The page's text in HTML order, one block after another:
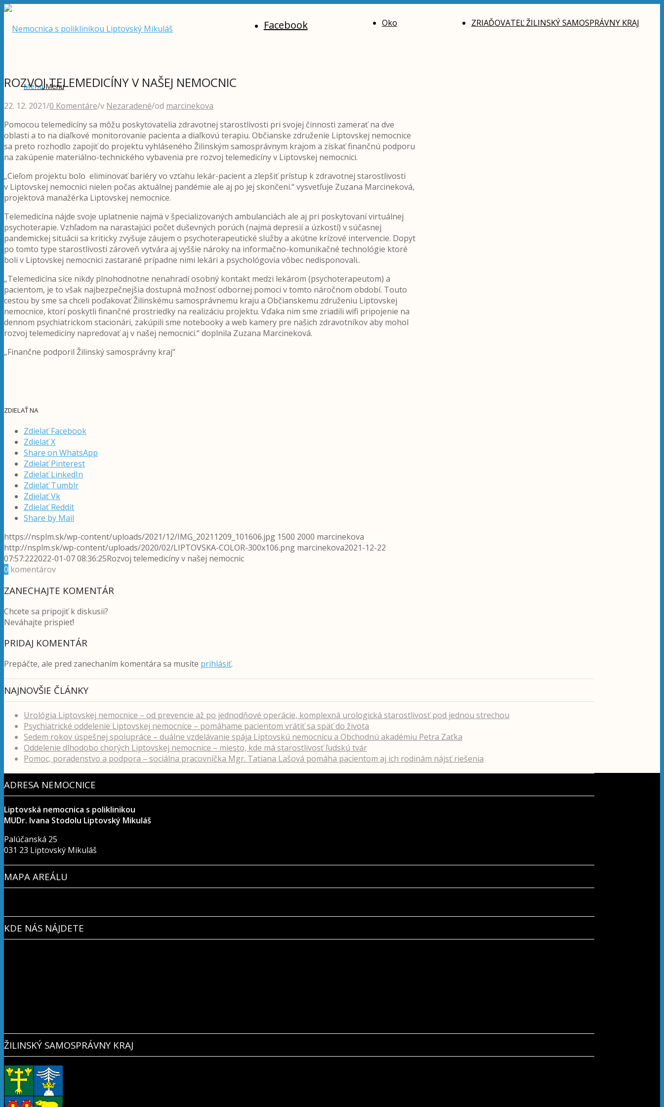
Facebook Oko ZRIAĎOVATEĽ ŽILINSKÝ SAMOSPRÁVNY KRAJ
Menu Menu
ROZVOJ TELEMEDICÍNY V NAŠEJ NEMOCNIC
22. 12. 2021/0 Komentáre/v Nezaradené/od marcinekova
Pomocou telemedicíny sa môžu poskytovatelia zdravotnej starostlivosti pri svojej činnosti zamerať na dve
oblasti a to na diaľkové monitorovanie pacienta a diaľkovú terapiu. Občianske združenie Liptovskej nemocnice
sa preto rozhodlo zapojiť do projektu vyhláseného Žilinským samosprávnym krajom a získať finančnú podporu
na zakúpenie materiálno-technického vybavenia pre rozvoj telemedicíny v Liptovskej nemocnici.
„Cieľom projektu bolo eliminovať bariéry vo vzťahu lekár-pacient a zlepšiť prístup k zdravotnej starostlivosti
v Liptovskej nemocnici nielen počas aktuálnej pandémie ale aj po jej skončení.“ vysvetľuje Zuzana Marcineková,
projektová manažérka Liptovskej nemocnice.
Telemedicína nájde svoje uplatnenie najmä v špecializovaných ambulanciách ale aj pri poskytovaní virtuálnej
psychoterapie. Vzhľadom na narastajúci počet duševných porúch (najmä depresií a úzkostí) v súčasnej
pandemickej situácii sa kriticky zvyšuje záujem o psychoterapeutické služby a akútne krízové intervencie. Dopyt
po tomto type starostlivosti zároveň vytvára aj vyššie nároky na informačno-komunikačné technológie ktoré
boli v Liptovskej nemocnici zastarané prípadne nimi lekári a psychológovia vôbec nedisponovali..
„Telemedicína síce nikdy plnohodnotne nenahradí osobný kontakt medzi lekárom (psychoterapeutom) a
pacientom, je to však najbezpečnejšia dostupná možnosť odbornej pomoci v tomto náročnom období. Touto
cestou by sme sa chceli poďakovať Žilinskému samosprávnemu kraju a Občianskemu združeniu Liptovskej
nemocnice, ktorí poskytli finančné prostriedky na realizáciu projektu. Vďaka nim sme zriadili wifi pripojenie na
dennom psychiatrickom stacionári, zakúpili sme notebooky a web kamery pre našich zdravotníkov aby mohol
rozvoj telemedicíny napredovať aj v našej nemocnici.“ doplnila Zuzana Marcineková.
„Finančne podporil Žilinský samosprávny kraj“
ZDIELAŤ NA
Zdielať Facebook
Zdielať X
Share on WhatsApp
Zdielať Pinterest
Zdielať LinkedIn
Zdielať Tumblr
Zdielať Vk
Zdielať Reddit
Share by Mail
https://nsplm.sk/wp-content/uploads/2021/12/IMG_20211209_101606.jpg 1500 2000 marcinekova
http://nsplm.sk/wp-content/uploads/2020/02/LIPTOVSKA-COLOR-300x106.png marcinekova2021-12-22
07:57:222022-01-07 08:36:25Rozvoj telemedicíny v našej nemocnic
0 komentárov
ZANECHAJTE KOMENTÁR
Chcete sa pripojiť k diskusii?
Neváhajte prispieť!
PRIDAJ KOMENTÁR
Prepáčte, ale pred zanechaním komentára sa musíte prihlásiť.
NAJNOVŠIE ČLÁNKY
Urológia Liptovskej nemocnice – od prevencie až po jednodňové operácie, komplexná urologická starostlivosť pod jednou strechou
Psychiatrické oddelenie Liptovskej nemocnice – pomáhame pacientom vrátiť sa späť do života
Sedem rokov úspešnej spolupráce – duálne vzdelávanie spája Liptovskú nemocnicu a Obchodnú akadémiu Petra Zaťka
Oddelenie dlhodobo chorých Liptovskej nemocnice – miesto, kde má starostlivosť ľudskú tvár
Pomoc, poradenstvo a podpora – sociálna pracovníčka Mgr. Tatiana Lašová pomáha pacientom aj ich rodinám nájsť riešenia
ADRESA NEMOCNICE
Liptovská nemocnica s poliklinikou
MUDr. Ivana Stodolu Liptovský Mikuláš
Palúčanská 25
031 23 Liptovský Mikuláš
MAPA AREÁLU
KDE NÁS NÁJDETE
ŽILINSKÝ SAMOSPRÁVNY KRAJ